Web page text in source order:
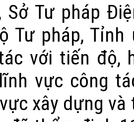
Sở Tư pháp
Tư pháp,
với tiến độ,
vực công
xây dựng